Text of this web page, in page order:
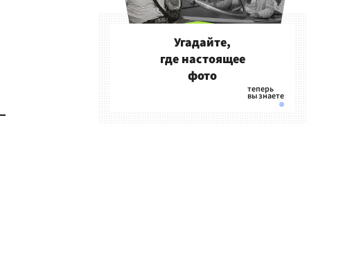
Угадайте,
где настоящее
фото